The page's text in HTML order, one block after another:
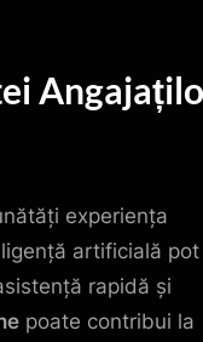
experiența
artificială pot
rapidă și
poate contribui la